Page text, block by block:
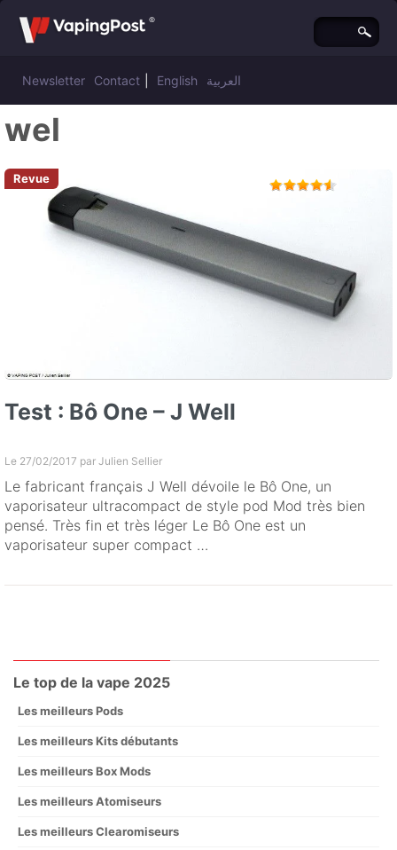
Newsletter Contact English العربية
wel
Test : Bô One – J Well
Le 27/02/2017 par Julien Sellier
Le fabricant français J Well dévoile le Bô One, un
vaporisateur ultracompact de style pod Mod très bien
pensé. Très fin et très léger Le Bô One est un
vaporisateur super compact …
Le top de la vape 2025
Les meilleurs Pods
Les meilleurs Kits débutants
Les meilleurs Box Mods
Les meilleurs Atomiseurs
Les meilleurs Clearomiseurs